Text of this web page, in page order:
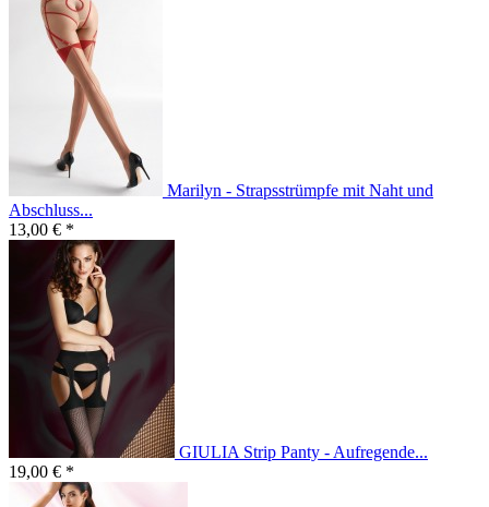
Marilyn - Strapsstrümpfe mit Naht und
Abschluss...
13,00 € *
GIULIA Strip Panty - Aufregende...
19,00 € *